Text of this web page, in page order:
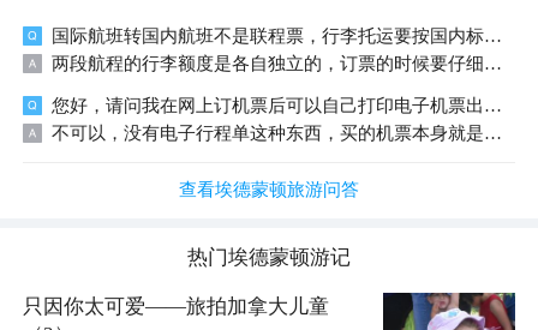
国际航班转国内航班不是联程票，行李托运要按国内标准吗？
两段航程的行李额度是各自独立的，订票的时候要仔细看下。
您好，请问我在网上订机票后可以自己打印电子机票出来的吗？
不可以，没有电子行程单这种东西，买的机票本身就是电子机票，要报销的话需要找你买票的地方要行程单。
查看埃德蒙顿旅游问答
热门埃德蒙顿游记
只因你太可爱——旅拍加拿大儿童